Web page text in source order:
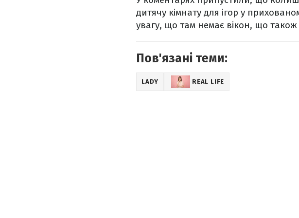
дитячу кімнату для ігор у
увагу, що там немає вікон, що
Пов'язані теми:
LADY REAL LIFE